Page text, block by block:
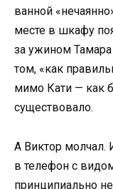
ванной
месте в шкафу
за ужином
том, «как
мимо Кати — как
существовало.
А Виктор молчал.
в телефон с
принципиально